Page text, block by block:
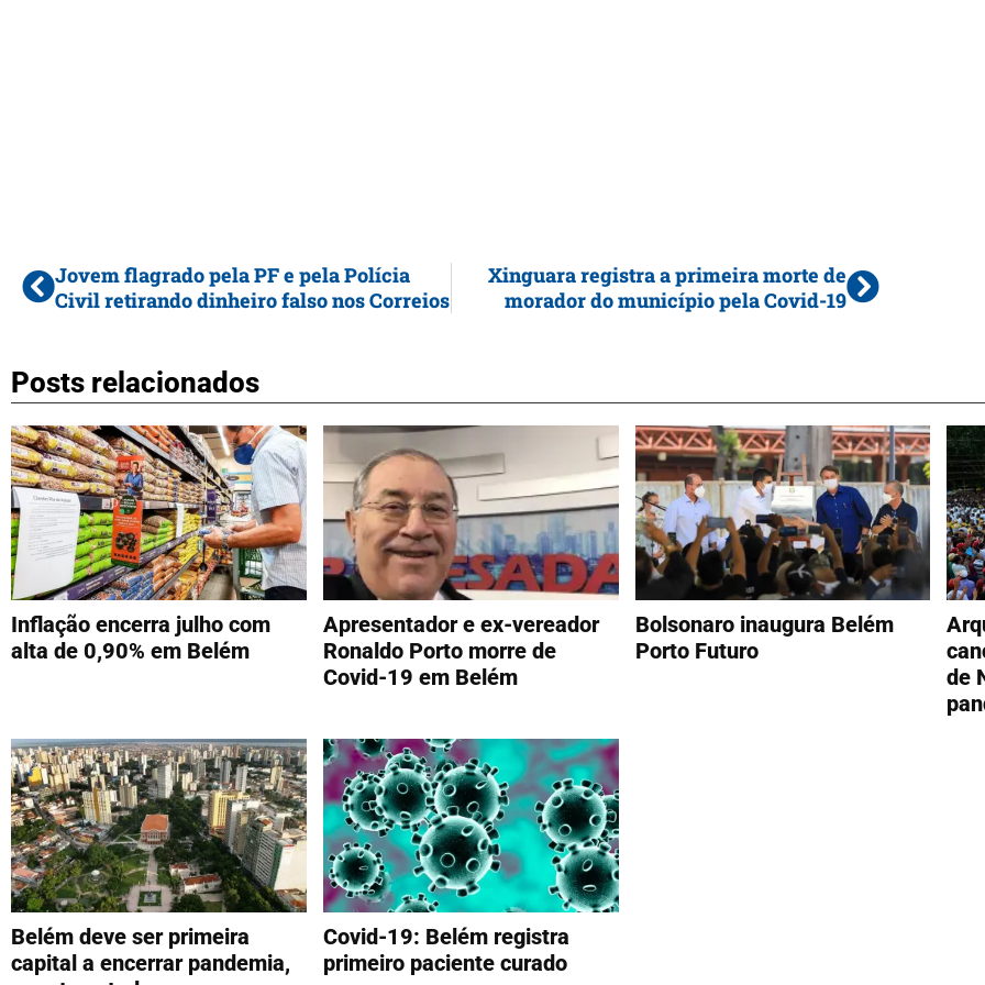
Jovem flagrado pela PF e pela Polícia
Civil retirando dinheiro falso nos Correios
Xinguara registra a primeira morte de
morador do município pela Covid-19
Posts relacionados
Inflação encerra julho com
alta de 0,90% em Belém
Apresentador e ex-vereador
Ronaldo Porto morre de
Covid-19 em Belém
Bolsonaro inaugura Belém
Porto Futuro
de
Belém deve ser primeira
capital a encerrar pandemia,
Covid-19: Belém registra
primeiro paciente curado